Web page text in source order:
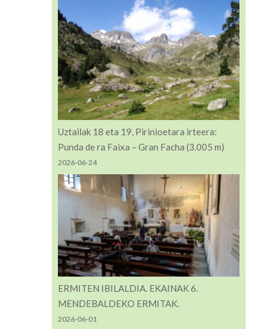
Uztailak 18 eta 19, Pirinioetara irteera:
Punda de ra Faixa – Gran Facha (3.005 m)
2026-06-24
ERMITEN IBILALDIA. EKAINAK 6.
MENDEBALDEKO ERMITAK.
2026-06-01